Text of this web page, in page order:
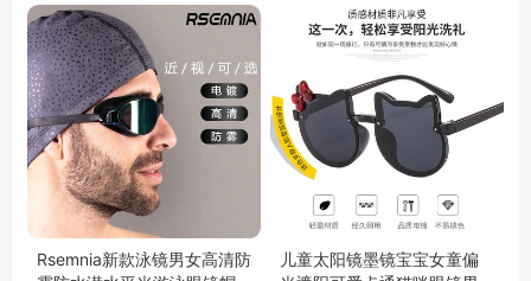
Rsemnia新款泳镜男女高清防
儿童太阳镜墨镜宝宝女童偏